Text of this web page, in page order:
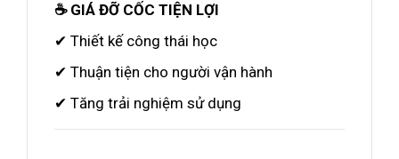
☕ GIÁ ĐỠ CỐC TIỆN LỢI
✔ Thiết kế công thái học
✔ Thuận tiện cho người vận hành
✔ Tăng trải nghiệm sử dụng